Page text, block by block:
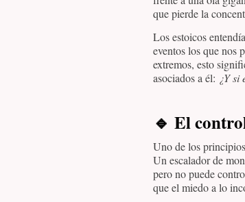
que pierde la
Los estoicos
eventos los que nos
extremos, esto
asociados a él: ¿Y si
🔹 El
Uno de los
Un escalador de
pero no puede
que el miedo a lo